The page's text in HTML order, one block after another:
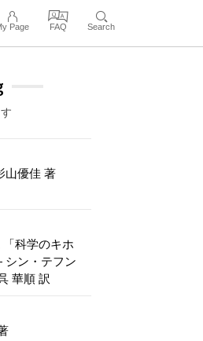
Page FAQ Search
山優佳 著
「科学のキホ
シン・テフン
華順 訳